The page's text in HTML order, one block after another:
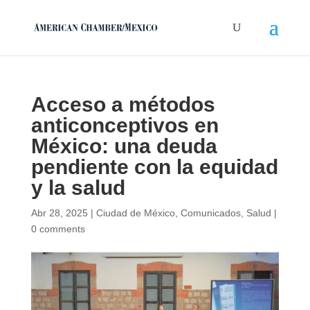
Acceso a métodos
anticonceptivos en
México: una deuda
pendiente con la equidad
y la salud
Abr 28, 2025 | Ciudad de México, Comunicados, Salud |
0 comments